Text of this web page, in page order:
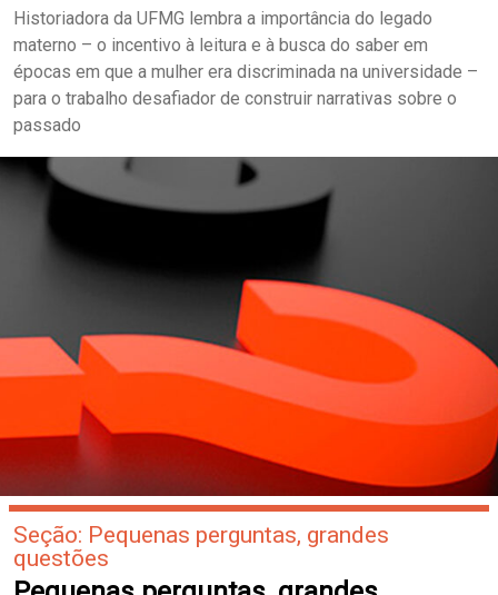
Historiadora da UFMG lembra a importância do legado
materno – o incentivo à leitura e à busca do saber em
épocas em que a mulher era discriminada na universidade –
para o trabalho desafiador de construir narrativas sobre o
passado
Seção: Pequenas perguntas, grandes
questões